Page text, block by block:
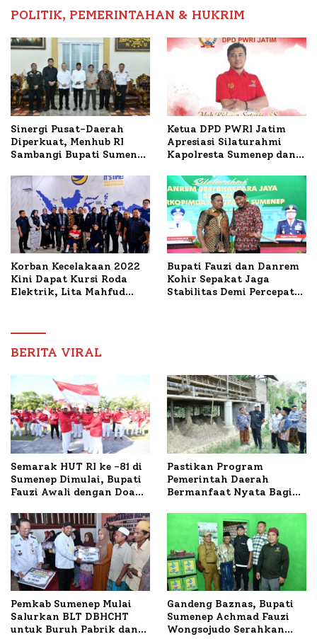
POLITIK, PEMERINTAHAN & HUKRIM
Sinergi Pusat-Daerah
Diperkuat, Menhub RI
Sambangi Bupati Sumenep
Mutiara Sentosa II
Ketua DPD PWRI Jatim
Apresiasi Silaturahmi
Kapolresta Sumenep dan
Ideal Polri-Pers
Korban Kecelakaan 2022
Kini Dapat Kursi Roda
Elektrik, Lita Mahfud
Nabil
Bupati Fauzi dan Danrem
Kohir Sepakat Jaga
Stabilitas Demi Percepat
BERITA VIRAL
Semarak HUT RI ke -81 di
Sumenep Dimulai, Bupati
Fauzi Awali dengan Doa
Terbakar
Pastikan Program
Pemerintah Daerah
Bermanfaat Nyata Bagi
Sumenep Tinjau Langsung
Budidaya Lele dan Ayam
Petelur di Desa Bataal
Timur
Pemkab Sumenep Mulai
Salurkan BLT DBHCHT
untuk Buruh Pabrik dan
Gandeng Baznas, Bupati
Sumenep Achmad Fauzi
Wongsojudo Serahkan